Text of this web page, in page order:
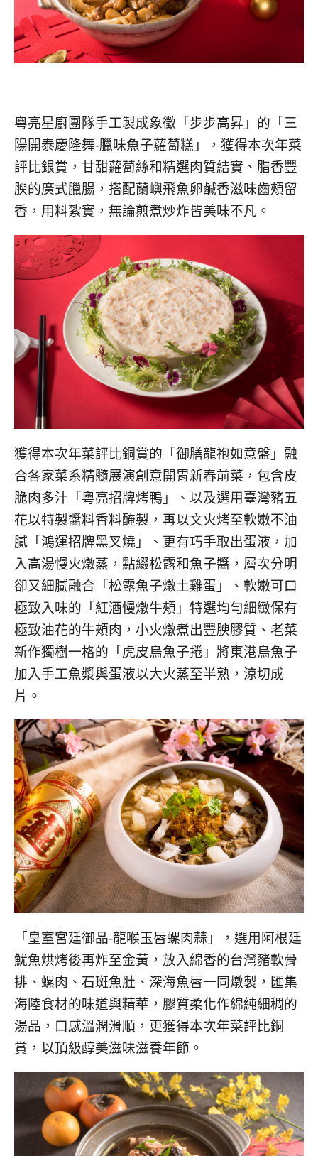
粵亮星廚團隊手工製成象徵「步步高昇」的「三
陽開泰慶隆舞-臘味魚子蘿蔔糕」，獲得本次年菜
評比銀賞，甘甜蘿蔔絲和精選肉質結實、脂香豐
腴的廣式臘腸，搭配蘭嶼飛魚卵鹹香滋味齒頰留
香，用料紮實，無論煎煮炒炸皆美味不凡。
獲得本次年菜評比銅賞的「御膳龍袍如意盤」融
合各家菜系精髓展演創意開胃新春前菜，包含皮
脆肉多汁「粵亮招牌烤鴨」、以及選用臺灣豬五
花以特製醬料香料醃製，再以文火烤至軟嫩不油
膩「鴻運招牌黑叉燒」、更有巧手取出蛋液，加
入高湯慢火燉蒸，點綴松露和魚子醬，層次分明
卻又細膩融合「松露魚子燉土雞蛋」、軟嫩可口
極致入味的「紅酒慢燉牛頰」特選均勻細緻保有
極致油花的牛頰肉，小火燉煮出豐腴膠質、老菜
新作獨樹一格的「虎皮烏魚子捲」將東港烏魚子
加入手工魚漿與蛋液以大火蒸至半熟，涼切成
片。
「皇室宮廷御品-龍喉玉唇螺肉蒜」，選用阿根廷
魷魚烘烤後再炸至金黃，放入綿香的台灣豬軟骨
排、螺肉、石斑魚肚、深海魚唇一同燉製，匯集
海陸食材的味道與精華，膠質柔化作綿純細稠的
湯品，口感溫潤滑順，更獲得本次年菜評比銅
賞，以頂級醇美滋味滋養年節。